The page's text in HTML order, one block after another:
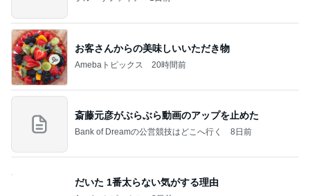
お客さんからの美味しいいただき物
Amebaトピックス 20時間前
斎藤元彦がぶらぶら動画のアップを止めた
Bank of Dreamの公営競技はどこへ行く 8日前
だいた 1番太らない気がする理由